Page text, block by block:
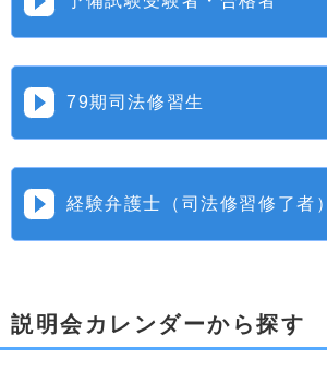
79期司法修習生
経験弁護士（司法修習修了者）
説明会カレンダーから探す